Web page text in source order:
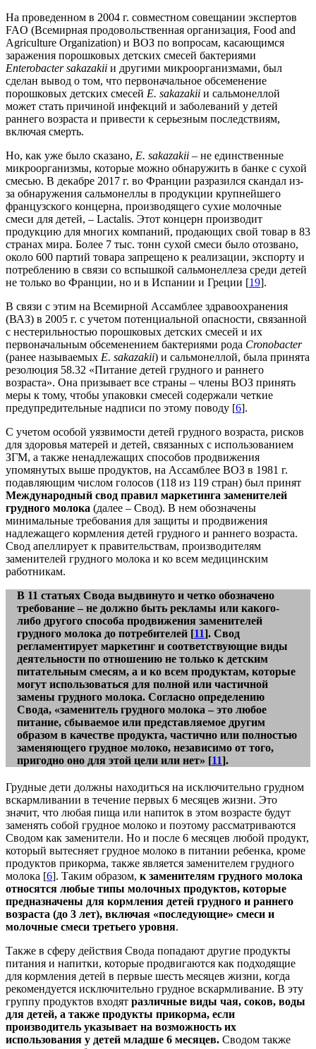
На проведенном в 2004 г. совместном совещании экспертов
FAO (Всемирная продовольственная организация, Food and
Agriculture Organization) и ВОЗ по вопросам, касающимся
заражения порошковых детских смесей бактериями
Enterobacter sakazakii и другими микроорганизмами, был
сделан вывод о том, что первоначальное обсеменение
порошковых детских смесей Е. sakazakii и сальмонеллой
может стать причиной инфекций и заболеваний у детей
раннего возраста и привести к серьезным последствиям,
включая смерть.
Но, как уже было сказано, Е. sakazakii – не единственные
микроорганизмы, которые можно обнаружить в банке с сухой
смесью. В декабре 2017 г. во Франции разразился скандал из-
за обнаружения сальмонеллы в продукции крупнейшего
французского концерна, производящего сухие молочные
смеси для детей, – Lactalis. Этот концерн производит
продукцию для многих компаний, продающих свой товар в 83
странах мира. Более 7 тыс. тонн сухой смеси было отозвано,
около 600 партий товара запрещено к реализации, экспорту и
потреблению в связи со вспышкой сальмонеллеза среди детей
не только во Франции, но и в Испании и Греции [19].
В связи с этим на Всемирной Ассамблее здравоохранения
(ВАЗ) в 2005 г. с учетом потенциальной опасности, связанной
с нестерильностью порошковых детских смесей и их
первоначальным обсеменением бактериями рода Cronobacter
(ранее называемых E. sakazakii) и сальмонеллой, была принята
резолюция 58.32 «Питание детей грудного и раннего
возраста». Она призывает все страны – члены ВОЗ принять
меры к тому, чтобы упаковки смесей содержали четкие
предупредительные надписи по этому поводу [6].
С учетом особой уязвимости детей грудного возраста, рисков
для здоровья матерей и детей, связанных с использованием
ЗГМ, а также ненадлежащих способов продвижения
упомянутых выше продуктов, на Ассамблее ВОЗ в 1981 г.
подавляющим числом голосов (118 из 119 стран) был принят
Международный свод правил маркетинга заменителей
грудного молока (далее – Свод). В нем обозначены
минимальные требования для защиты и продвижения
надлежащего кормления детей грудного и раннего возраста.
Свод апеллирует к правительствам, производителям
заменителей грудного молока и ко всем медицинским
работникам.
В 11 статьях Свода выдвинуто и четко обозначено
требование – не должно быть рекламы или какого-
либо другого способа продвижения заменителей
грудного молока до потребителей [11]. Свод
регламентирует маркетинг и соответствующие виды
деятельности по отношению не только к детским
питательным смесям, а и ко всем продуктам, которые
могут использоваться для полной или частичной
замены грудного молока. Согласно определению
Свода, «заменитель грудного молока – это любое
питание, сбываемое или представляемое другим
образом в качестве продукта, частично или полностью
заменяющего грудное молоко, независимо от того,
пригодно оно для этой цели или нет» [11].
Грудные дети должны находиться на исключительно грудном
вскармливании в течение первых 6 месяцев жизни. Это
значит, что любая пища или напиток в этом возрасте будут
заменять собой грудное молоко и поэтому рассматриваются
Сводом как заменители. Но и после 6 месяцев любой продукт,
который вытесняет грудное молоко в питании ребенка, кроме
продуктов прикорма, также является заменителем грудного
молока [6]. Таким образом, к заменителям грудного молока
относятся любые типы молочных продуктов, которые
предназначены для кормления детей грудного и раннего
возраста (до 3 лет), включая «последующие» смеси и
молочные смеси третьего уровня.
Также в сферу действия Свода попадают другие продукты
питания и напитки, которые продвигаются как подходящие
для кормления детей в первые шесть месяцев жизни, когда
рекомендуется исключительно грудное вскармливание. В эту
группу продуктов входят различные виды чая, соков, воды
для детей, а также продукты прикорма, если
производитель указывает на возможность их
использования у детей младше 6 месяцев. Сводом также